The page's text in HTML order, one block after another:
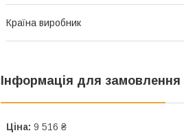
Країна виробник
Інформація для замовлення
Ціна: 9 516 ₴